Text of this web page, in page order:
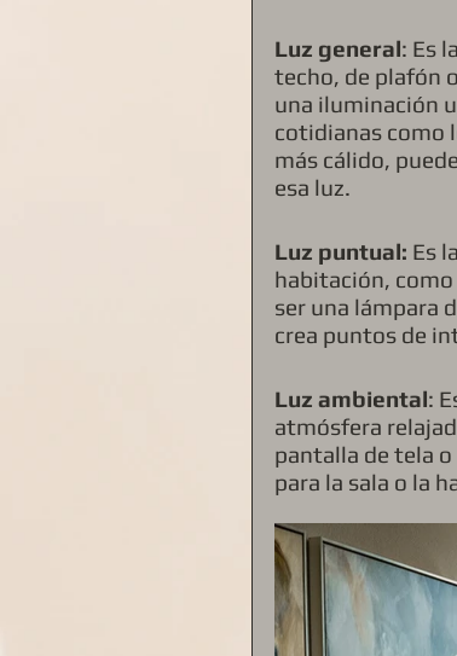
Luz general: Es
techo, de plafón
una iluminación
cotidianas como
más cálido,
esa luz.
Luz puntual: Es
habitación, como
ser una lámpara
crea puntos de
Luz ambiental:
atmósfera
pantalla de tela
para la sala o la